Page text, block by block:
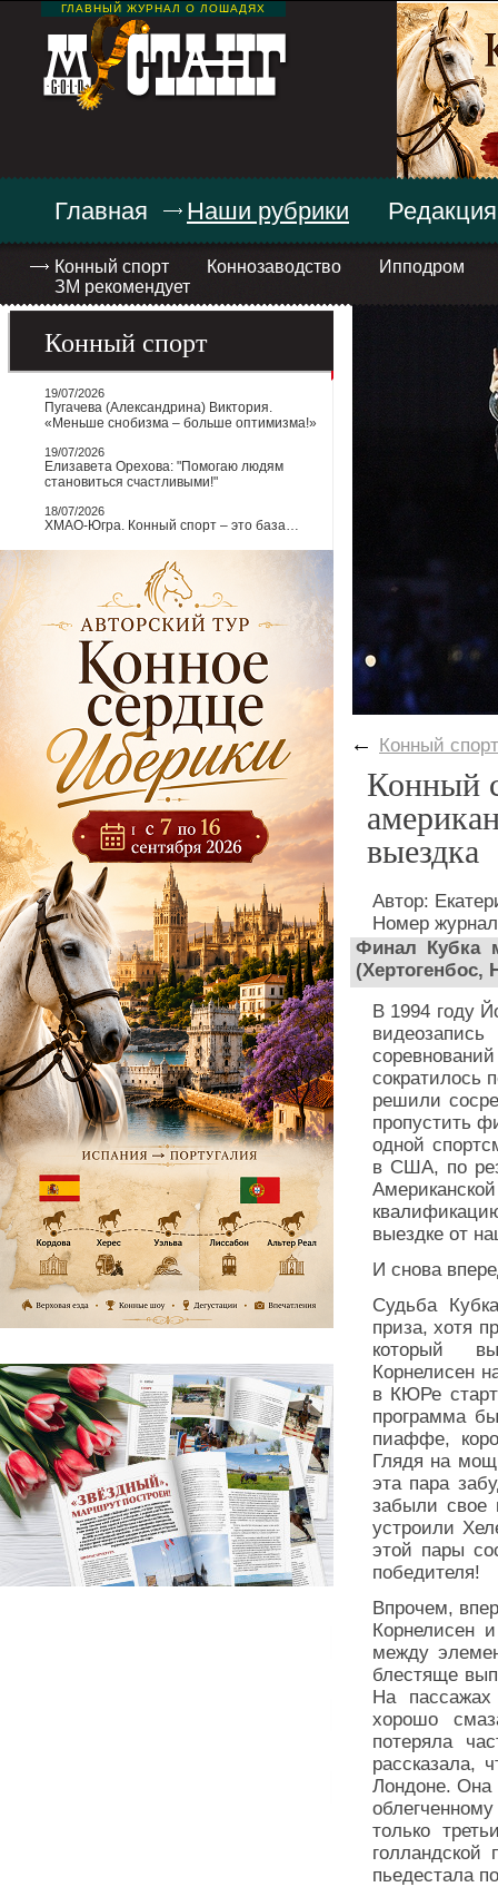
ГЛАВНЫЙ ЖУРНАЛ О ЛОШАДЯХ
Главная Наши рубрики
Конный спорт Коннозаводство
Ипподром
ЗМ рекомендует
Редакция
Конный спорт
19/07/2026
Пугачева (Александрина) Виктория.
«Меньше снобизма – больше оптимизма!»
19/07/2026
Елизавета Орехова: "Помогаю людям
становиться счастливыми!"
18/07/2026
ХМАО-Югра. Конный спорт – это база…
← Конный спорт
Конный
выездка
Автор:
Номер
Финал Кубка
В 1994 году
сократилось
решили
пропустить
одной
в США, по
выездке от
И снова
Судьба
приза, хотя
который
Корнелисен
в КЮРе
программа
пиаффе,
Глядя на
эта пара
забыли свое
устроили
этой пары
победителя!
Впрочем,
Корнелисен
между
блестяще
На
хорошо
потеряла
рассказала,
Лондоне. Она
только
пьедестала